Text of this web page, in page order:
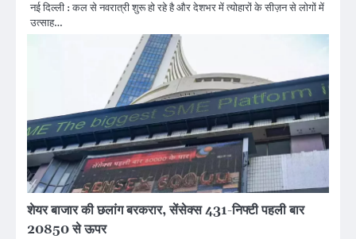
नई दिल्ली : कल से नवरात्री शुरू हो रहे है और देशभर में त्योहारों के सीज़न से लोगों में
उत्साह…
शेयर बाजार की छलांग बरकरार, सेंसेक्स 431-निफ्टी पहली बार
20850 से ऊपर